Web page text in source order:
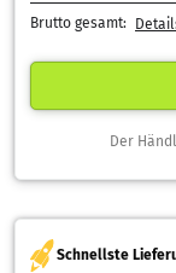
Brutto gesamt:
Der
Schnellste